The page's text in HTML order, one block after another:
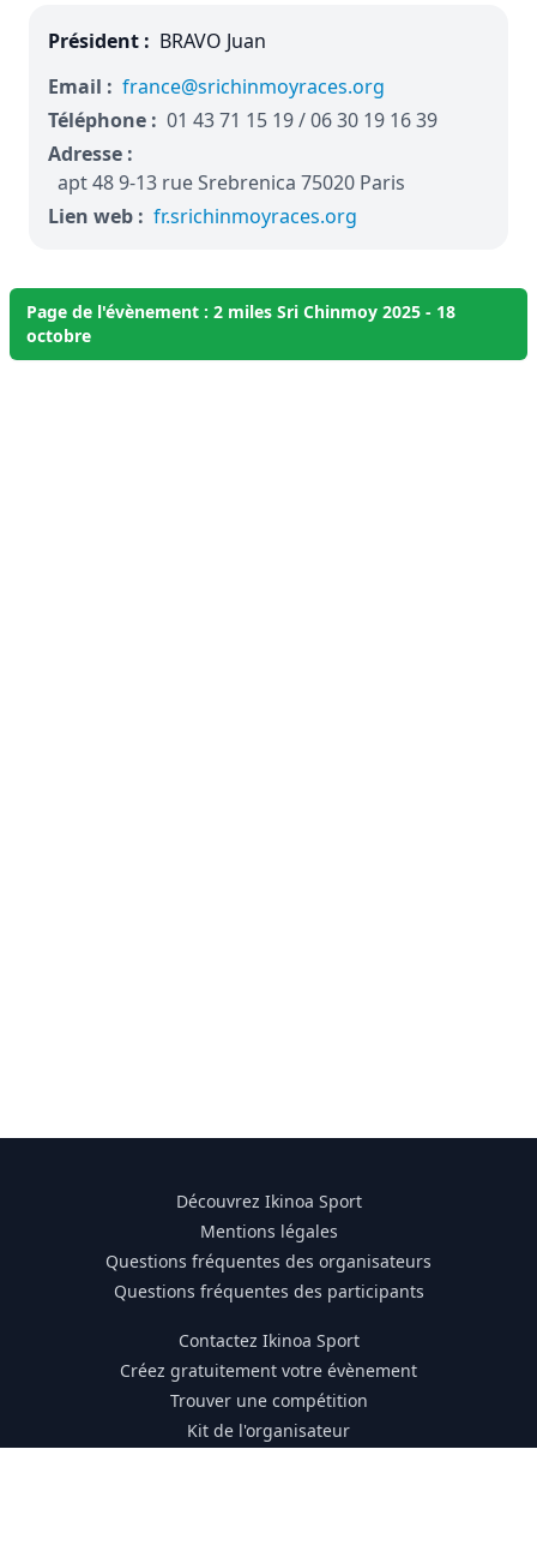
Président : BRAVO Juan
Email : france@srichinmoyraces.org
Téléphone : 01 43 71 15 19 / 06 30 19 16 39
Adresse :
apt 48 9-13 rue Srebrenica 75020 Paris
Lien web : fr.srichinmoyraces.org
Page de l'évènement : 2 miles Sri Chinmoy 2025 - 18
octobre
Découvrez Ikinoa Sport
Mentions légales
Questions fréquentes des organisateurs
Questions fréquentes des participants
Contactez Ikinoa Sport
Créez gratuitement votre évènement
Trouver une compétition
Kit de l'organisateur